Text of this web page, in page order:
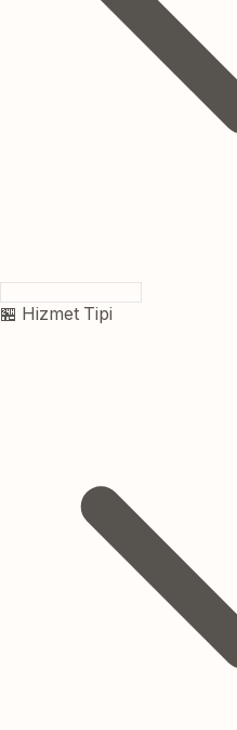
🏪 Hizmet Tipi